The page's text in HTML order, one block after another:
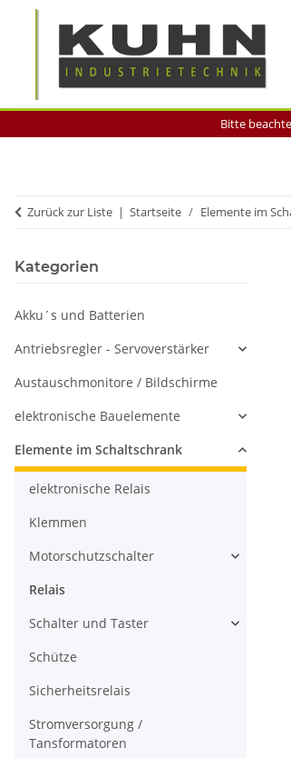
Bitte
Zurück zur Liste Startseite Elemente im
Kategorien
Akku´s und Batterien
Antriebsregler - Servoverstärker
Austauschmonitore / Bildschirme
elektronische Bauelemente
Elemente im Schaltschrank
elektronische Relais
Klemmen
Motorschutzschalter
Relais
Schalter und Taster
Schütze
Sicherheitsrelais
Stromversorgung /
Tansformatoren